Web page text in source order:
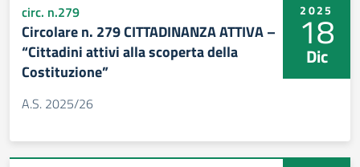
2025
18
Dic
circ. n.279
Circolare n. 279 CITTADINANZA ATTIVA –
“Cittadini attivi alla scoperta della
Costituzione”
A.S. 2025/26